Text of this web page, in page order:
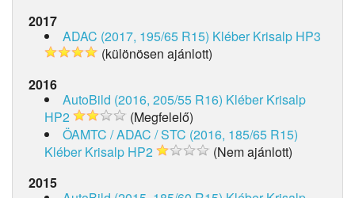
2017
ADAC (2017, 195/65 R15) Kléber Krisalp HP3
(különösen ajánlott)
2016
AutoBild (2016, 205/55 R16) Kléber Krisalp
HP2
(Megfelelő)
ÖAMTC / ADAC / STC (2016, 185/65 R15)
Kléber Krisalp HP2
(Nem ajánlott)
2015